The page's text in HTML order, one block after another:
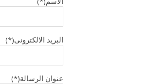
البريد الالكترونى(*)
عنوان الرسالة(*)